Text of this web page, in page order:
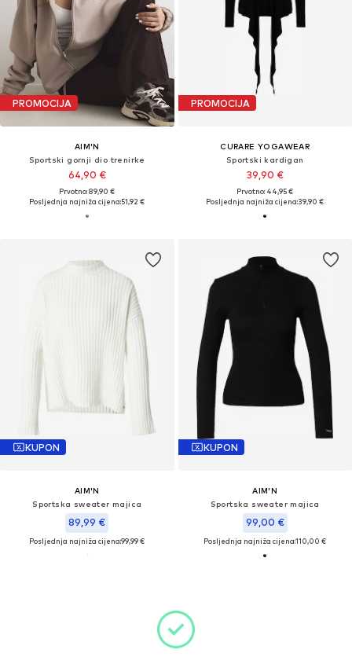
PROMOCIJA
AIM'N
Sportski gornji dio trenirke
64,90 €
Prvotno: 89,90 €
Posljednja najniža cijena:51,92 €
PROMOCIJA
CURARE YOGAWEAR
Sportski kardigan
39,90 €
Prvotno: 44,95 €
Posljednja najniža cijena:39,90 €
KUPON
AIM'N
Sportska sweater majica
89,99 €
Posljednja najniža cijena:99,99 €
KUPON
AIM'N
Sportska sweater majica
99,00 €
Posljednja najniža cijena:110,00 €